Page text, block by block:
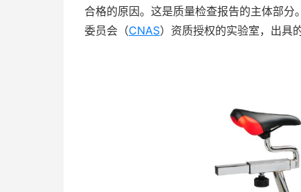
合格的原因。这是质量检查报告的主体部分
委员会（CNAS）资质授权的实验室，出具